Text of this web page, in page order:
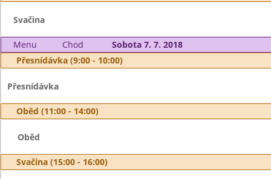
Svačina
Menu Chod
Sobota 7. 7. 2018
Přesnídávka (9:00 - 10:00)
Přesnídávka
Oběd (11:00 - 14:00)
Oběd
Svačina (15:00 - 16:00)